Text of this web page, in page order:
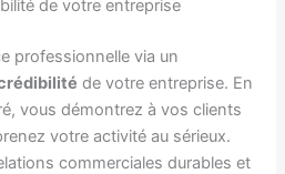
de votre entreprise
professionnelle via un
de votre entreprise. En
vous démontrez à vos clients
votre activité au sérieux.
commerciales durables et